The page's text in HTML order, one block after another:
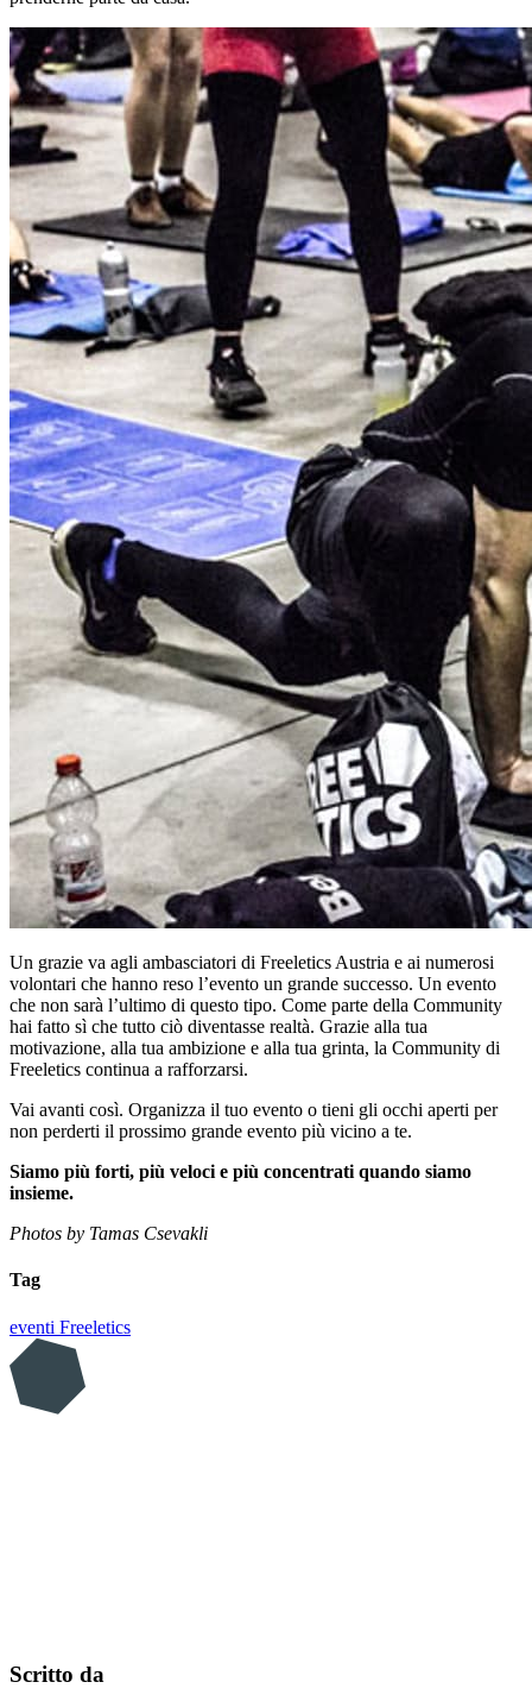
Un grazie va agli ambasciatori di Freeletics Austria e ai numerosi
volontari che hanno reso l’evento un grande successo. Un evento
che non sarà l’ultimo di questo tipo. Come parte della Community
hai fatto sì che tutto ciò diventasse realtà. Grazie alla tua
motivazione, alla tua ambizione e alla tua grinta, la Community di
Freeletics continua a rafforzarsi.
Vai avanti così. Organizza il tuo evento o tieni gli occhi aperti per
non perderti il prossimo grande evento più vicino a te.
Siamo più forti, più veloci e più concentrati quando siamo
insieme.
Photos by Tamas Csevakli
Tag
eventi Freeletics
Scritto da